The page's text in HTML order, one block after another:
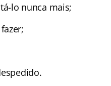
lo nunca mais;